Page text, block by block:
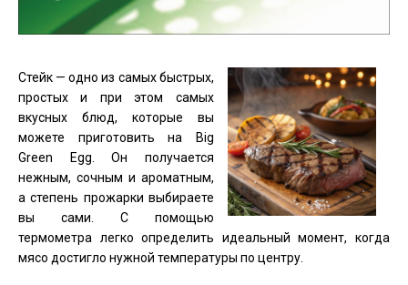
Стейк — одно из самых быстрых,
простых и при этом самых
вкусных блюд, которые вы
можете приготовить на Big
Green Egg. Он получается
нежным, сочным и ароматным,
а степень прожарки выбираете
вы сами. С помощью
термометра легко определить идеальный момент, когда
мясо достигло нужной температуры по центру.